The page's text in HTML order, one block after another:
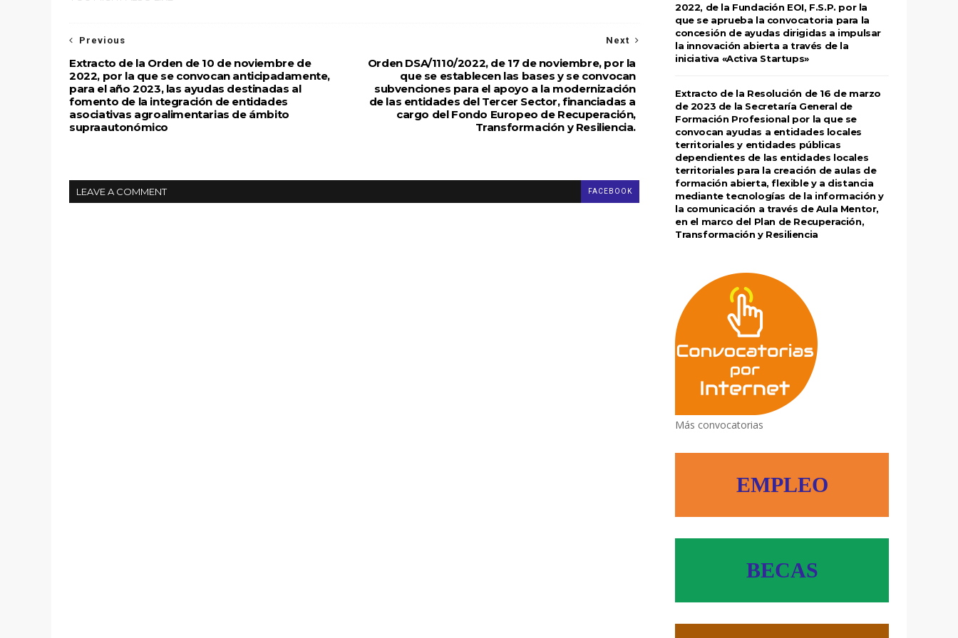
Next
Orden DSA/1110/2022, de 17 de noviembre, por la
que se establecen las bases y se convocan
subvenciones para el apoyo a la modernización
de las entidades del Tercer Sector, financiadas a
cargo del Fondo Europeo de Recuperación,
Transformación y Resiliencia.
Previous
Extracto de la Orden de 10 de noviembre de
2022, por la que se convocan anticipadamente,
para el año 2023, las ayudas destinadas al
fomento de la integración de entidades
asociativas agroalimentarias de ámbito
supraautonómico
LEAVE A COMMENT FACEBOOK
2022, de la Fundación EOI, F.S.P. por la
que se aprueba la convocatoria para la
concesión de ayudas dirigidas a impulsar
la innovación abierta a través de la
iniciativa «Activa Startups»
Extracto de la Resolución de 16 de marzo
de 2023 de la Secretaría General de
Formación Profesional por la que se
convocan ayudas a entidades locales
territoriales y entidades públicas
dependientes de las entidades locales
territoriales para la creación de aulas de
formación abierta, flexible y a distancia
mediante tecnologías de la información y
la comunicación a través de Aula Mentor,
en el marco del Plan de Recuperación,
Transformación y Resiliencia
Más convocatorias
EMPLEO
BECAS